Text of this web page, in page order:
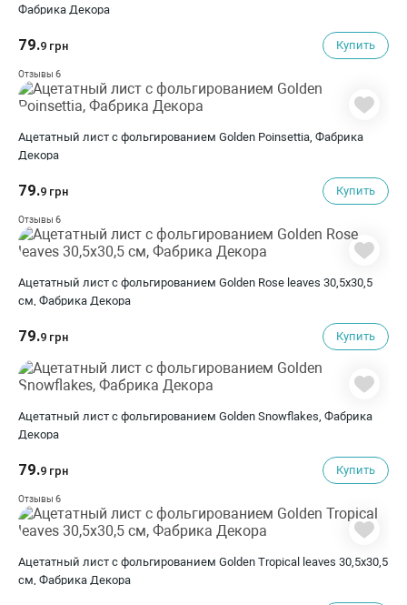
Фабрика Декора
79.9 грн Купить
Отзывы 6
Ацетатный лист с фольгированием Golden Poinsettia, Фабрика
Декора
79.9 грн Купить
Отзывы 6
Ацетатный лист с фольгированием Golden Rose leaves 30,5х30,5
см, Фабрика Декора
79.9 грн Купить
Ацетатный лист с фольгированием Golden Snowflakes, Фабрика
Декора
79.9 грн Купить
Отзывы 6
Ацетатный лист с фольгированием Golden Tropical leaves 30,5х30,5
см, Фабрика Декора